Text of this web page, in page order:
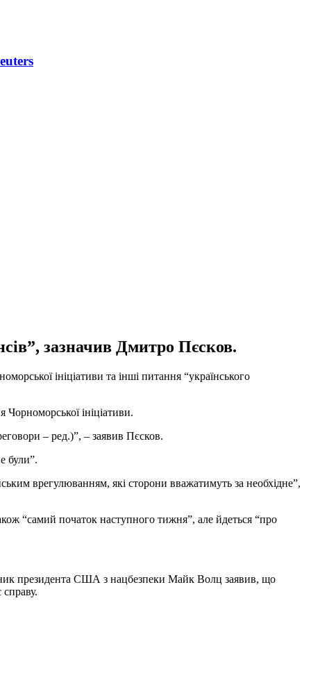
зазначив Дмитро Пєсков.
ініціативи та інші питання “українського
ініціативи.
– ред.)”, – заявив Пєсков.
були”.
врегулюванням, які сторони вважатимуть за необхідне”,
“самий початок наступного тижня”, але йдеться “про
президента США з нацбезпеки Майк Волц заявив, що